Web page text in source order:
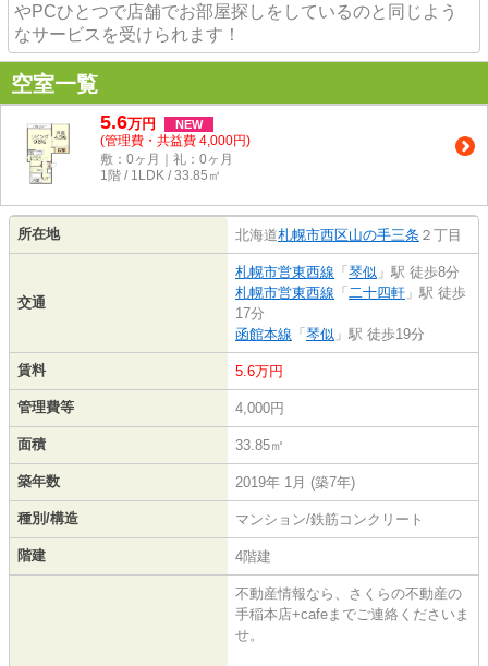
やPCひとつで店舗でお部屋探しをしているのと同じよう
なサービスを受けられます！
空室一覧
5.6万円 NEW
(管理費・共益費 4,000円)
敷：0ヶ月｜礼：0ヶ月
1階 / 1LDK / 33.85㎡
所在地 北海道札幌市西区山の手三条 ２丁目
交通
札幌市営東西線 「琴似 」駅 徒歩8分
札幌市営東西線 「 二十四軒 」駅 徒歩
17分
函館本線 「琴似 」駅 徒歩19分
賃料 5.6万円
管理費等 4,000円
面積 33.85㎡
築年数 2019年 1月 (築7年)
種別/構造 マンション/鉄筋コンクリート
階建 4階建
不動産情報なら、さくらの不動産の
手稲本店+cafeまでご連絡くださいま
せ。